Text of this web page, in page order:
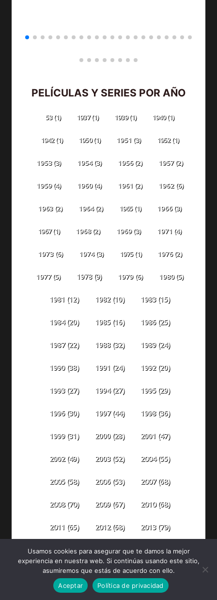
PELÍCULAS Y SERIES POR AÑO
53(1) 1937(1) 1939(1) 1940(1)
1942(1) 1950(1) 1951 (3) 1952(1)
1953(3) 1954(3) 1956(2) 1957(2)
1959(4) 1960(4) 1961 (2) 1962(6)
1963 (2) 1964(2) 1965(1) 1966(3)
1967(1) 1968(2) 1969(3) 1971 (4)
1973(6) 1974(3) 1975(1) 1976(2)
1977(5) 1978(9) 1979(6) 1980(5)
1981 (12) 1982(10) 1983(15)
1984(20) 1985(16) 1986(25)
1987(22) 1988(32) 1989(24)
1990(38) 1991 (24) 1992(20)
1993(27) 1994(27) 1995(29)
1996(30) 1997(44) 1998(36)
1999(31) 2000(28) 2001 (47)
2002(49) 2003(52) 2004(55)
2005(58) 2006(53) 2007(68)
2008(70) 2009(67) 2010(68)
2011 (65) 2012(68) 2013(79)
2014(84) 2015(87) 2016(106)
2017(110) 2018(142) 2019(186)
(299) 2021(492) 2022(398)
Usamos cookies para asegurar que te damos la mejor
experiencia en nuestra web. Si continúas usando este sitio,
asumiremos que estás de acuerdo con ello.
Aceptar
Política de privacidad